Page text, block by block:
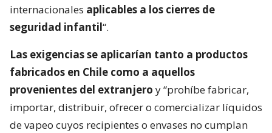
internacionales aplicables a los cierres de
seguridad infantil“.
Las exigencias se aplicarían tanto a productos
fabricados en Chile como a aquellos
provenientes del extranjero y “prohíbe fabricar,
importar, distribuir, ofrecer o comercializar líquidos
de vapeo cuyos recipientes o envases no cumplan